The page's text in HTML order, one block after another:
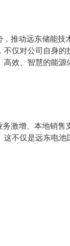
推动远东储能技
不仅对公司自身
效、智慧的能源
务激增、本地销
这不仅是远东电